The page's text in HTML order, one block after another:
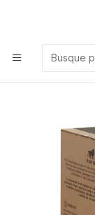
Marley Tea